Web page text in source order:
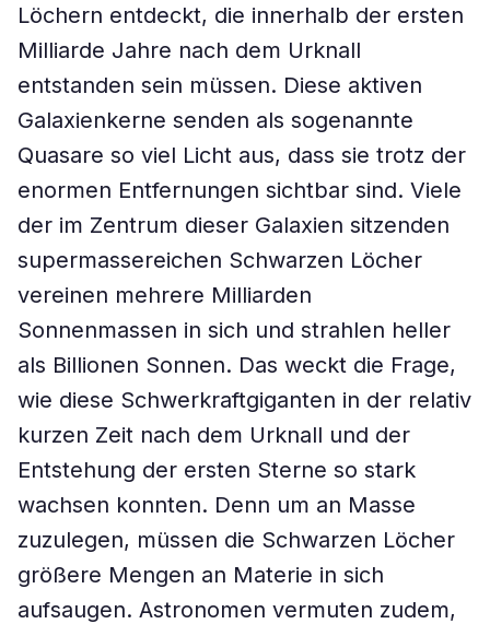
Löchern entdeckt, die innerhalb der ersten
Milliarde Jahre nach dem Urknall
entstanden sein müssen. Diese aktiven
Galaxienkerne senden als sogenannte
Quasare so viel Licht aus, dass sie trotz der
enormen Entfernungen sichtbar sind. Viele
der im Zentrum dieser Galaxien sitzenden
supermassereichen Schwarzen Löcher
vereinen mehrere Milliarden
Sonnenmassen in sich und strahlen heller
als Billionen Sonnen. Das weckt die Frage,
wie diese Schwerkraftgiganten in der relativ
kurzen Zeit nach dem Urknall und der
Entstehung der ersten Sterne so stark
wachsen konnten. Denn um an Masse
zuzulegen, müssen die Schwarzen Löcher
größere Mengen an Materie in sich
aufsaugen. Astronomen vermuten zudem,